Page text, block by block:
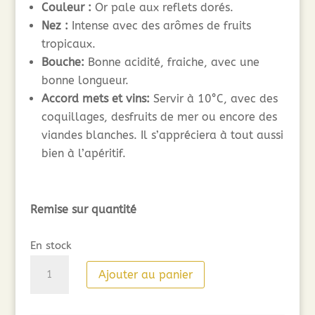
Couleur : Or pale aux reflets dorés.
Nez : Intense avec des arômes de fruits
tropicaux.
Bouche: Bonne acidité, fraiche, avec une
bonne longueur.
Accord mets et vins: Servir à 10°C, avec des
coquillages, desfruits de mer ou encore des
viandes blanches. Il s’appréciera à tout aussi
bien à l’apéritif.
Remise sur quantité
En stock
Ajouter au panier